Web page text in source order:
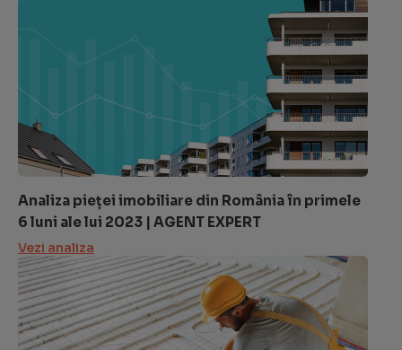
Analiza pieței imobiliare din România în primele
6 luni ale lui 2023 | AGENT EXPERT
Vezi analiza